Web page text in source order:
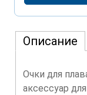
Описание
Очки для
аксессуар